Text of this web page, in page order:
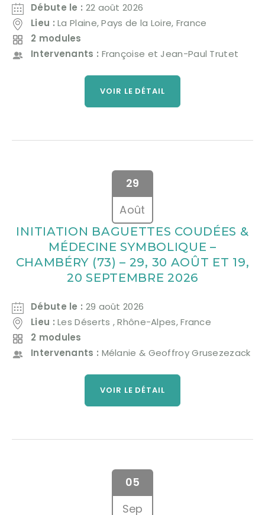
Débute le : 22 août 2026
Lieu :La Plaine, Pays de la Loire, France
2 modules
Intervenants : Françoise et Jean-Paul Trutet
VOIR LE DÉTAIL
29
Août
INITIATION BAGUETTES COUDÉES &
MÉDECINE SYMBOLIQUE –
CHAMBÉRY (73) – 29, 30 AOÛT ET 19,
20 SEPTEMBRE 2026
Débute le : 29 août 2026
Lieu :Les Déserts , Rhône-Alpes, France
2 modules
Intervenants : Mélanie & Geoffroy Grusezezack
VOIR LE DÉTAIL
05
Sep